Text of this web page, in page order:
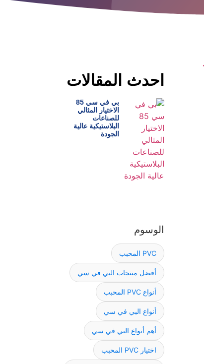
احدث المقالات
بي في سي 85
الاختيار المثالي
للصناعات
البلاستيكية عالية
الجودة
الوسوم
PVC المحبب
أفضل منتجات البي في سي
أنواع PVC المحبب
أنواع البي في سي
أهم أنواع البي في سي
اختيار PVC المحبب